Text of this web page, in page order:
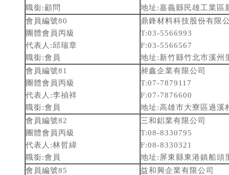
職銜:顧問
地址:嘉義縣民雄工業區
會員編號80
團體會員丙級
代表人:邱瑞章
職銜:會員
鼎鋒材料科技股份有限
T:03-5566993
F:03-5566567
地址:新竹縣竹北市溪州
會員編號81
團體會員丙級
代表人:李禎祥
職銜:會員
昶鑫企業有限公司
T:07-7879117
F:07-7876600
地址:高雄市大寮區過溪
會員編號82
團體會員丙級
代表人:林哲緯
職銜:會員
三和鋁業有限公司
T:08-8330795
F:08-8330321
地址:屏東縣東港鎮船頭
會員編號85
益和興企業有限公司